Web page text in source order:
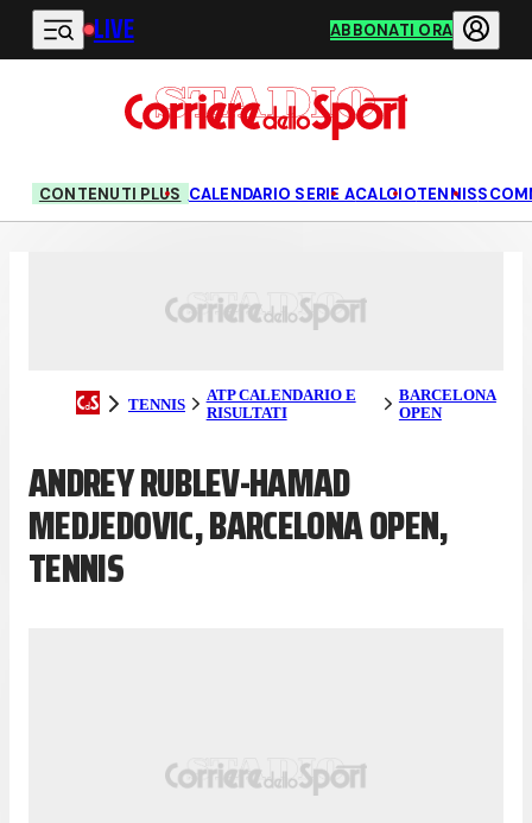
Vai al contenuto principale
LIVE ABBONATI ORA
CONTENUTI PLUS CALENDARIO SERIE ACALCIOTENNIS
TENNIS
ATP CALENDARIO E
RISULTATI
BARCELONA
OPEN
ANDREY RUBLEV-HAMAD
MEDJEDOVIC, BARCELONA OPEN,
TENNIS